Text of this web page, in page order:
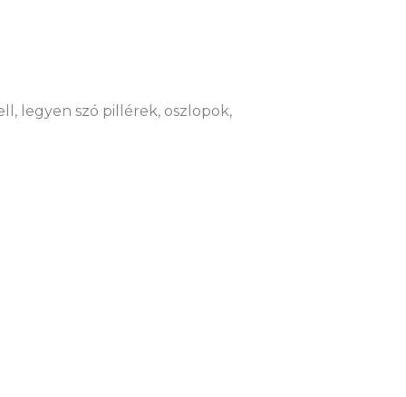
legyen szó pillérek, oszlopok,